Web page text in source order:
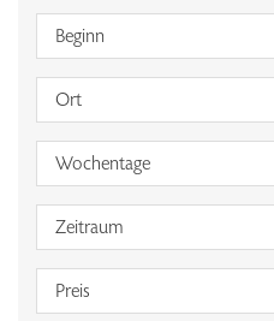
Beginn
Ort
Wochentage
Zeitraum
Preis